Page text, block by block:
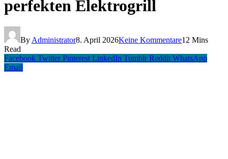
perfekten Elektrogrill
By Administrator8. April 2026Keine Kommentare12 Mins
Read
Facebook Twitter Pinterest LinkedIn Tumblr Reddit WhatsApp
Email